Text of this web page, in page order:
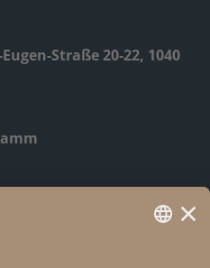
Straße 20-22, 1040